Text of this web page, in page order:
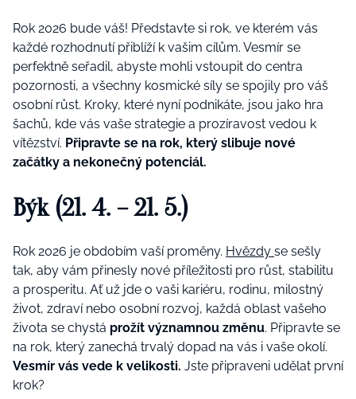
Rok 2026 bude váš! Představte si rok, ve kterém vás
každé rozhodnutí přiblíží k vašim cílům. Vesmír se
perfektně seřadil, abyste mohli vstoupit do centra
pozornosti, a všechny kosmické síly se spojily pro váš
osobní růst. Kroky, které nyní podnikáte, jsou jako hra
šachů, kde vás vaše strategie a prozíravost vedou k
vítězství. Připravte se na rok, který slibuje nové
začátky a nekonečný potenciál.
Býk (21. 4. – 21. 5.)
Rok 2026 je obdobím vaší proměny. Hvězdy se sešly
tak, aby vám přinesly nové příležitosti pro růst, stabilitu
a prosperitu. Ať už jde o vaši kariéru, rodinu, milostný
život, zdraví nebo osobní rozvoj, každá oblast vašeho
života se chystá prožít významnou změnu. Připravte se
na rok, který zanechá trvalý dopad na vás i vaše okolí.
Vesmír vás vede k velikosti. Jste připraveni udělat první
krok?